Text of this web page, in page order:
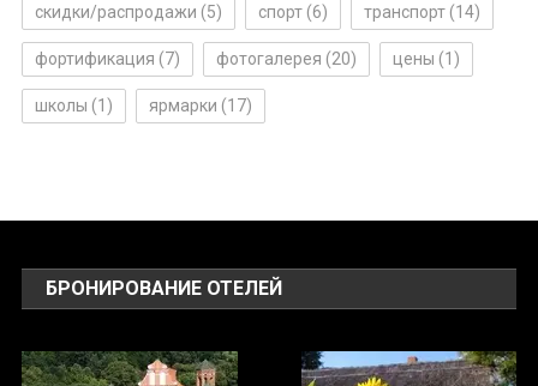
скидки/распродажи (5) спорт(6) транспорт(14)
фортификация (7) фотогалерея (20) цены (1)
школы (1) ярмарки (17)
БРОНИРОВАНИЕ ОТЕЛЕЙ